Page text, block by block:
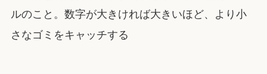
ルのこと。数字が大きければ大きいほど、より小
さなゴミをキャッチする